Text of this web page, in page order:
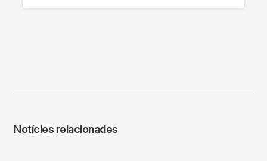
Notícies relacionades